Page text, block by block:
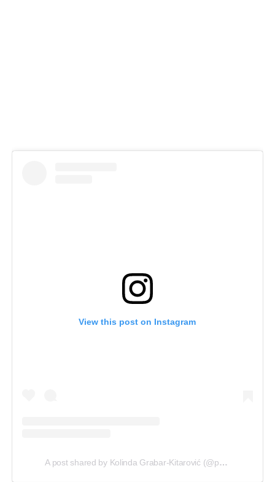
View this post on Instagram
A post shared by Kolinda Grabar-Kitarović (@predsjednicarh)